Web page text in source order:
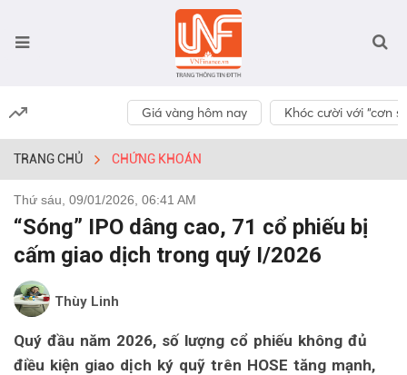
Giá vàng hôm nay Khóc cười với “cơn
TRANG CHỦ CHỨNG KHOÁN
Thứ sáu, 09/01/2026, 06:41 AM
“Sóng” IPO dâng cao, 71 cổ phiếu bị
cấm giao dịch trong quý I/2026
Thùy Linh
Quý đầu năm 2026, số lượng cổ phiếu không đủ
điều kiện giao dịch ký quỹ trên HOSE tăng mạnh,